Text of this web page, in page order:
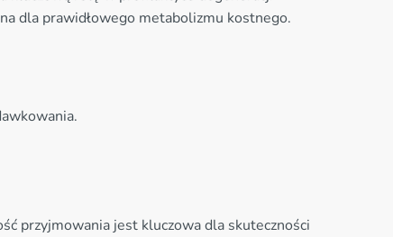
dla prawidłowego metabolizmu kostnego.
przyjmowania jest kluczowa dla skuteczności